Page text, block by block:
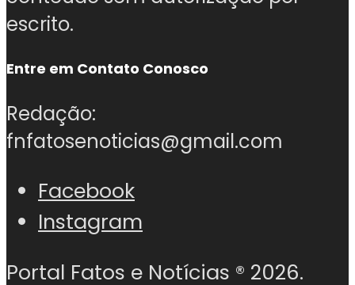
escrito.
Entre em Contato Conosco
Redação:
fnfatosenoticias@gmail.com
Facebook
Instagram
Portal Fatos e Notícias ® 2026.